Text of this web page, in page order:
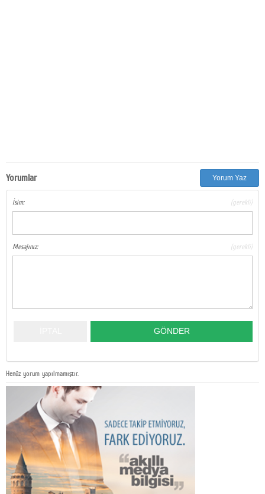
Yorumlar Yorum Yaz
İsim: (gerekli)
Mesajınız: (gerekli)
Henüz yorum yapılmamıştır.